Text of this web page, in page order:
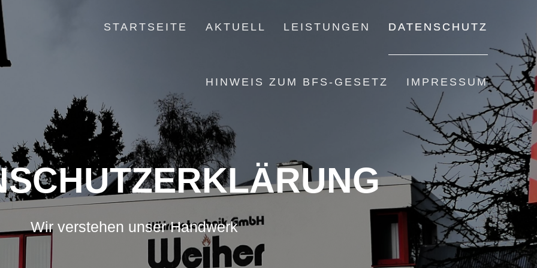
STARTSEITE AKTUELL LEISTUNGEN DATENSCHUTZ
HINWEIS ZUM BFS-GESETZ IMPRESSUM
Wir verstehen unser Handwerk